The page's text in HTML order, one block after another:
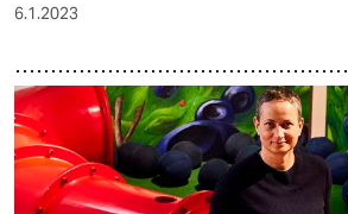
6.1.2023